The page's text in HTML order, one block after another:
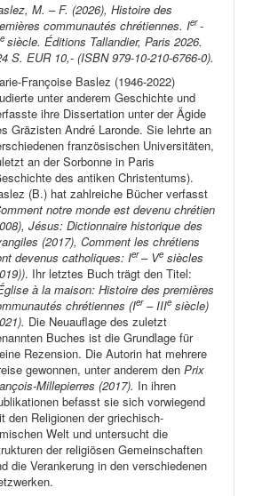
M. – F. (2026), Histoire des
communautés chrétiennes. Ier-
e siècle. Éditions Tallandier, Paris 2026.
S. EUR 10,- (ISBN 979-10-210-6766-0).
Françoise Baslez (1946-2022)
unter anderem Geschichte und
ihre Dissertation unter der Ägide
Gräzisten André Laronde. Sie lehrte an
französischen Universitäten,
an der Sorbonne in Paris
des antiken Christentums).
(B.) hat zahlreiche Bücher verfasst
notre monde est devenu chrétien
Jésus: Dictionnaire historique des
(2017), Comment les chrétiens
devenus catholiques: Ier– Ve siècles
. Ihr letztes Buch trägt den Titel:
à la maison: Histoire des premières
chrétiennes (Ier– IIIe siècle)
Die Neuauflage des zuletzt
Buches ist die Grundlage für
Rezension. Die Autorin hat mehrere
gewonnen, unter anderem denPrix
Millepierres (2017). In ihren
befasst sie sich vorwiegend
den Religionen der griechisch-
Welt und untersucht die
der religiösen Gemeinschaften
die Verankerung in den verschiedenen